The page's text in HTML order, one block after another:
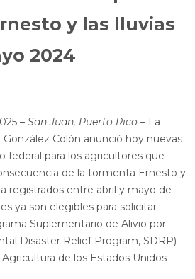
y las lluvias
2024
– San Juan, Puerto Rico – La
Colón anunció hoy nuevas
federal para los agricultores que
de la tormenta Ernesto y
registrados entre abril y mayo de
ya son elegibles para solicitar
Suplementario de Alivio por
Disaster Relief Program, SDRP)
de los Estados Unidos